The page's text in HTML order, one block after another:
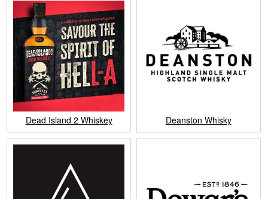
Dead Island 2 Whiskey Deanston Whisky